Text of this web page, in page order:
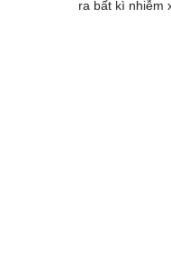
ra bất kì nhiễm